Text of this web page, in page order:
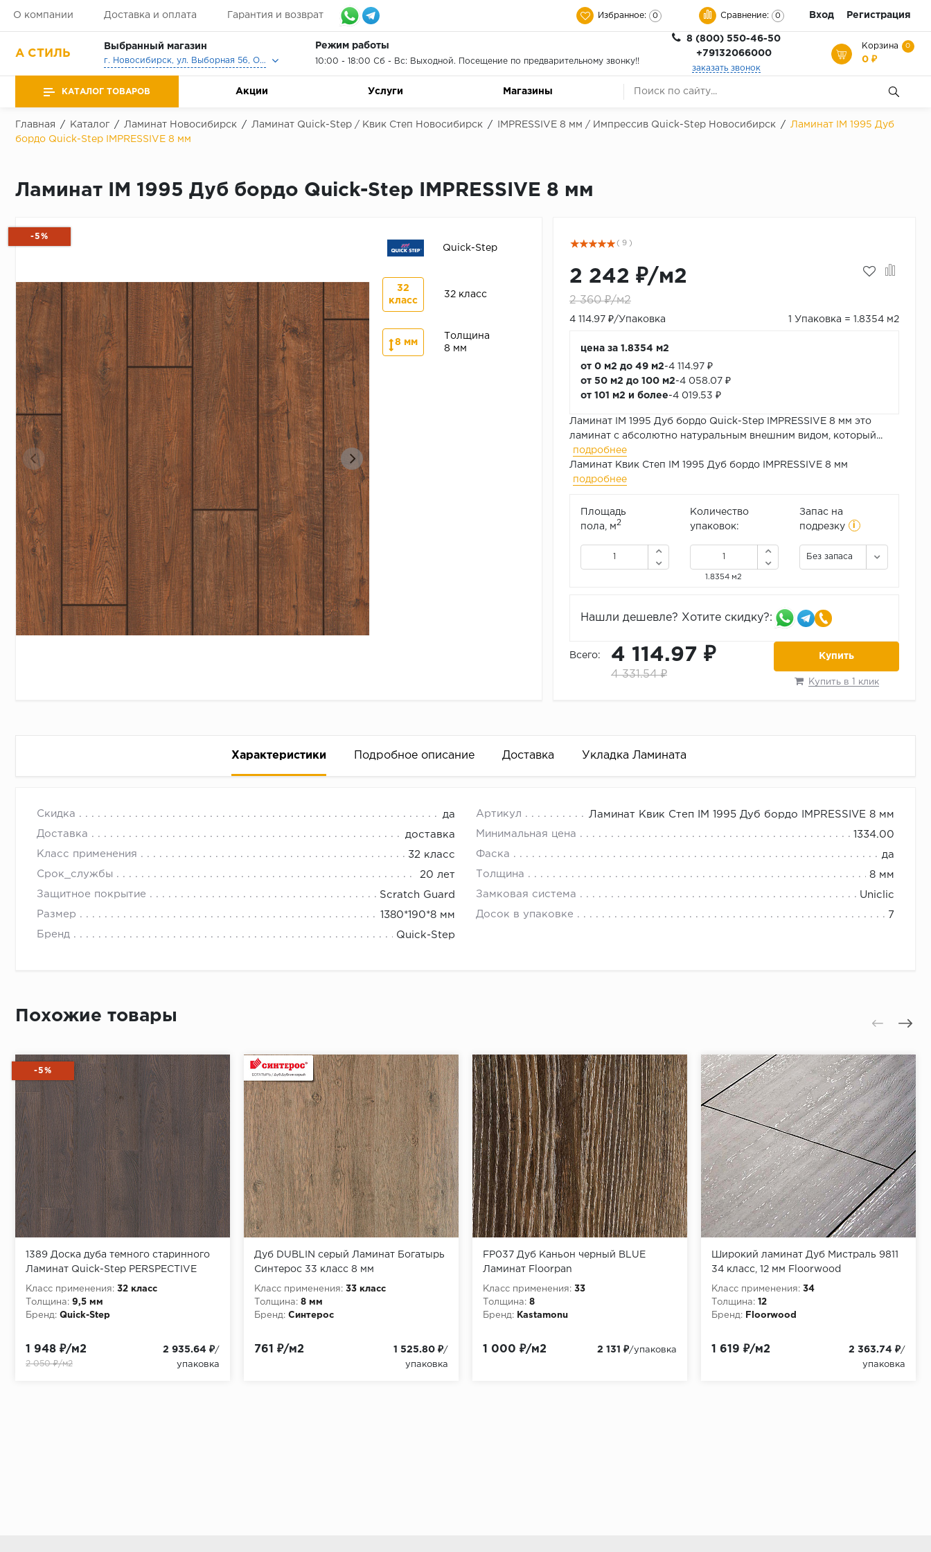
О компании Доставка и оплата Гарантия и возврат Избранное: 0 Сравнение: 0 Вход Регистрация
А СТИЛЬ
Выбранный магазин
г. Новосибирск, ул. Выборная 56, Офис, Выставочный зал
Режим работы
10:00 - 18:00 Сб - Вс: Выходной. Посещение по предварительному звонку!!
8 (800) 550-46-50
+79132066000
заказать звонок
Корзина 0
0 ₽
КАТАЛОГ ТОВАРОВ Акции Услуги Магазины
Главная / Каталог / Ламинат Новосибирск / Ламинат Quick-Step / Квик Степ Новосибирск / IMPRESSIVE 8 мм / Импрессив Quick-Step Новосибирск /
Ламинат IM 1995 Дуб
бордо Quick-Step IMPRESSIVE 8 мм
Ламинат IM 1995 Дуб бордо Quick-Step IMPRESSIVE 8 мм
-5%
Quick-Step
32
класс
32 класс
8 мм
Толщина
8 мм
( 9 )
2 242 ₽/м2
2 360 ₽/м2
4 114.97 ₽/Упаковка 1 Упаковка = 1.8354 м2
цена за 1.8354 м2
от 0 м2 до 49 м2-4 114.97 ₽
от 50 м2 до 100 м2-4 058.07 ₽
от 101 м2 и более-4 019.53 ₽
Ламинат IM 1995 Дуб бордо Quick-Step IMPRESSIVE 8 мм это
ламинат с абсолютно натуральным внешним видом, который...
подробнее
Ламинат Квик Степ IM 1995 Дуб бордо IMPRESSIVE 8 мм
подробнее
Площадь
пола, м2
Количество
упаковок:
1.8354 м2
Запас на
подрезку
i
Без запаса
Нашли дешевле? Хотите скидку?:
Всего: 4 114.97 ₽
4 331.54 ₽
Купить
Купить в 1 клик
Характеристики Подробное описание Доставка Укладка Ламината
Скидка да Артикул Ламинат Квик Степ IM 1995 Дуб бордо IMPRESSIVE 8 мм
Доставка доставка Минимальная цена 1334.00
Класс применения 32 класс Фаска да
Срок_службы 20 лет Толщина 8 мм
Защитное покрытие Scratch Guard Замковая система Uniclic
Размер 1380*190*8 мм Досок в упаковке 7
Бренд Quick-Step
Похожие товары
-5%
1389 Доска дуба темного старинного
Ламинат Quick-Step PERSPECTIVE
Класс применения: 32 класс
Толщина: 9,5 мм
Бренд: Quick-Step
1 948 ₽/м2
2 050 ₽/м2
2 935.64 ₽/
упаковка
Дуб DUBLIN серый Ламинат Богатырь
Синтерос 33 класс 8 мм
Класс применения: 33 класс
Толщина: 8 мм
Бренд: Синтерос
761 ₽/м2 1 525.80 ₽/
упаковка
FP037 Дуб Каньон черный BLUE
Ламинат Floorpan
Класс применения: 33
Толщина: 8
Бренд:
Kastamonu
1 000 ₽/м2 2 131 ₽/упаковка
Широкий ламинат Дуб Мистраль 9811
34 класс, 12 мм Floorwood
Класс применения: 34
Толщина: 12
Бренд:
Floorwood
1 619 ₽/м2 2 363.74 ₽/
упаковка